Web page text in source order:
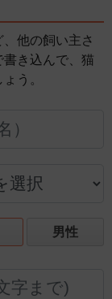
他の飼い主さ
き込んで、猫
う。
男性